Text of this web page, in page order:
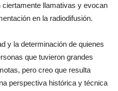
llamativas y evocan
en la radiodifusión.
y la determinación de quienes
que tuvieron grandes
pero creo que resulta
perspectiva histórica y técnica